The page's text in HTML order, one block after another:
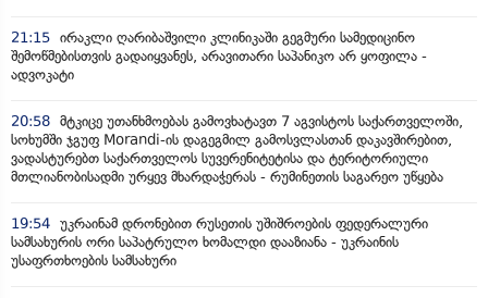
21:15 ირაკლი ღარიბაშვილი კლინიკაში გეგმური სამედიცინო
შემოწმებისთვის გადაიყვანეს, არავითარი საპანიკო არ ყოფილა -
ადვოკატი
20:58 მტკიცე უთანხმოებას გამოვხატავთ 7 აგვისტოს საქართველოში,
სოხუმში ჯგუფ Morandi-ის დაგეგმილ გამოსვლასთან დაკავშირებით,
ვადასტურებთ საქართველოს სუვერენიტეტისა და ტერიტორიული
მთლიანობისადმი ურყევ მხარდაჭერას - რუმინეთის საგარეო უწყება
19:54 უკრაინამ დრონებით რუსეთის უშიშროების ფედერალური
სამსახურის ორი საპატრულო ხომალდი დააზიანა - უკრაინის
უსაფრთხოების სამსახური